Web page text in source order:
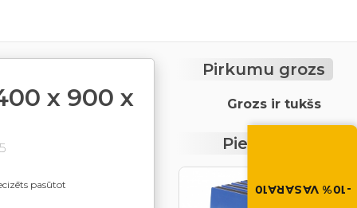
Vasara nāk ar
-10% VASARA10
x 900 x
pasūtot
Pirkumu grozs
Grozs ir tukšs
Piedāvājumi